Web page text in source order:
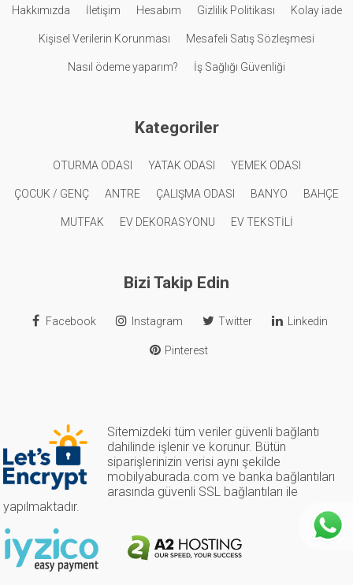
Hakkımızda İletişim Hesabım Gizlilik Politikası Kolay iade
Kişisel Verilerin Korunması Mesafeli Satış Sözleşmesi
Nasıl ödeme yaparım? İş Sağlığı Güvenliği
Kategoriler
OTURMA ODASI YATAK ODASI YEMEK ODASI
ÇOCUK / GENÇ ANTRE ÇALIŞMA ODASI BANYO BAHÇE
MUTFAK EV DEKORASYONU EV TEKSTİLİ
Bizi Takip Edin
Facebook Instagram Twitter Linkedin
Pinterest
Sitemizdeki tüm veriler güvenli bağlantı
dahilinde işlenir ve korunur. Bütün
siparişlerinizin verisi aynı şekilde
mobilyaburada.com ve banka bağlantıları
arasında güvenli SSL bağlantıları ile
yapılmaktadır.